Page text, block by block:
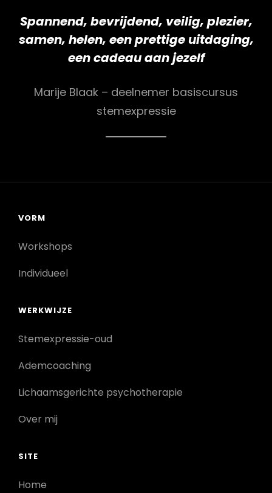
Spannend, bevrijdend, veilig, plezier,
samen, helen, een prettige uitdaging,
een cadeau aan jezelf
Marije Blaak – deelnemer basiscursus
stemexpressie
VORM
Workshops
Individueel
WERKWIJZE
Stemexpressie-oud
Ademcoaching
Lichaamsgerichte psychotherapie
Over mij
SITE
Home